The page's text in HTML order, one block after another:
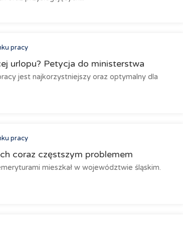
pracy
urlopu? Petycja do ministerstwa
jest najkorzystniejszy oraz optymalny dla
pracy
coraz częstszym problemem
mieszkał w województwie śląskim.